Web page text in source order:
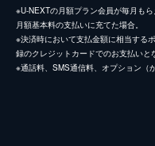
※U-NEXTの月額プラン会員が毎月も
月額基本料の支払いに充てた場合。
※決済時において支払金額に相当する
録のクレジットカードでのお支払いと
※通話料、SMS通信料、オプション（